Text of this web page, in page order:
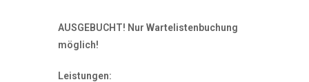
AUSGEBUCHT! Nur Wartelistenbuchung
möglich!
Leistungen: